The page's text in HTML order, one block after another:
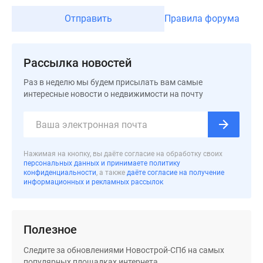
Готовые
коттеджные
Строящиеся
поселки
Коттеджные
поселки
поселки
Отправить Правила форума
Рассылка новостей
Раз в неделю мы будем присылать вам самые
интересные новости о недвижимости на почту
Нажимая на кнопку, вы даёте согласие на обработку своих
персональных данных и принимаете политику
конфиденциальности, а также даёте согласие на получение
информационных и рекламных рассылок
Полезное
Следите за обновлениями Новострой-СПб на самых